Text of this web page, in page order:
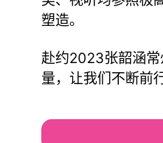
塑造。
赴约2023张韶涵
量，让我们不断前行